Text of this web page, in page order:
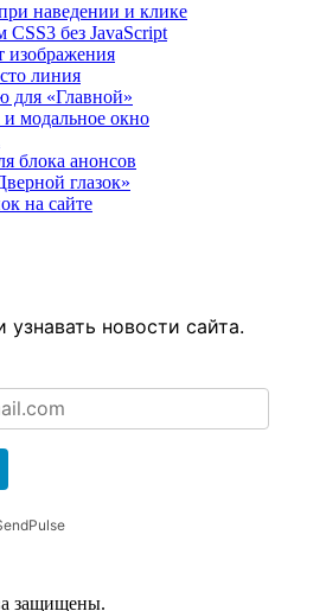
наведении и клике
без JavaScript
изображения
линия
для «Главной»
модальное окно
блока анонсов
глазок»
на сайте
новости сайта.
защищены.